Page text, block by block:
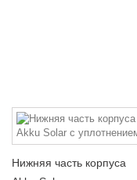
Нижняя часть корпуса